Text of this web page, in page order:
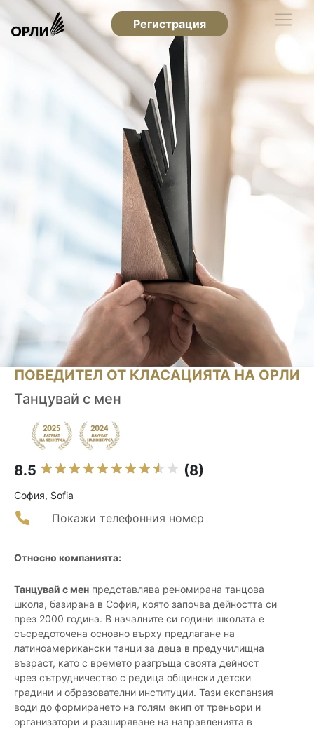
Регистрация
ПОБЕДИТЕЛ ОТ КЛАСАЦИЯТА НА ОРЛИ
Танцувай с мен
8.5 (8)
София, Sofia
Покажи телефонния номер
Относно компанията:
Танцувай с мен представлява реномирана танцова
школа, базирана в София, която започва дейността си
през 2000 година. В началните си години школата е
съсредоточена основно върху предлагане на
латиноамерикански танци за деца в предучилищна
възраст, като с времето разгръща своята дейност
чрез сътрудничество с редица общински детски
градини и образователни институции. Тази експанзия
води до формирането на голям екип от треньори и
организатори и разширяване на направленията в